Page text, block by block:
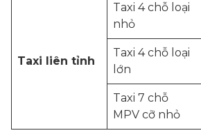
Taxi liên tỉnh
Taxi 4 chỗ loại
nhỏ
Taxi 4 chỗ loại
lớn
Taxi 7 chỗ
MPV cỡ nhỏ